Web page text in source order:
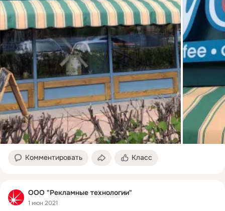
Комментировать Класс
ООО "Рекламные технологии"
1 июн 2021